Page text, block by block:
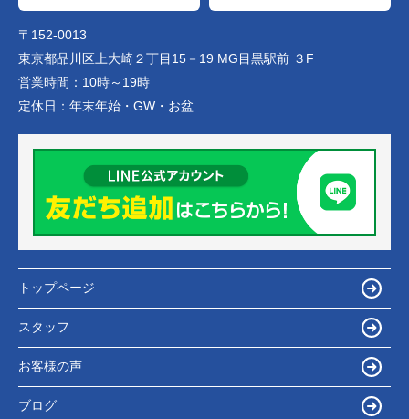
〒152-0013
東京都品川区上大崎２丁目15－19 MG目黒駅前 ３F
営業時間： 10時～19時
定休日： 年末年始・GW・お盆
トップページ
スタッフ
お客様の声
ブログ